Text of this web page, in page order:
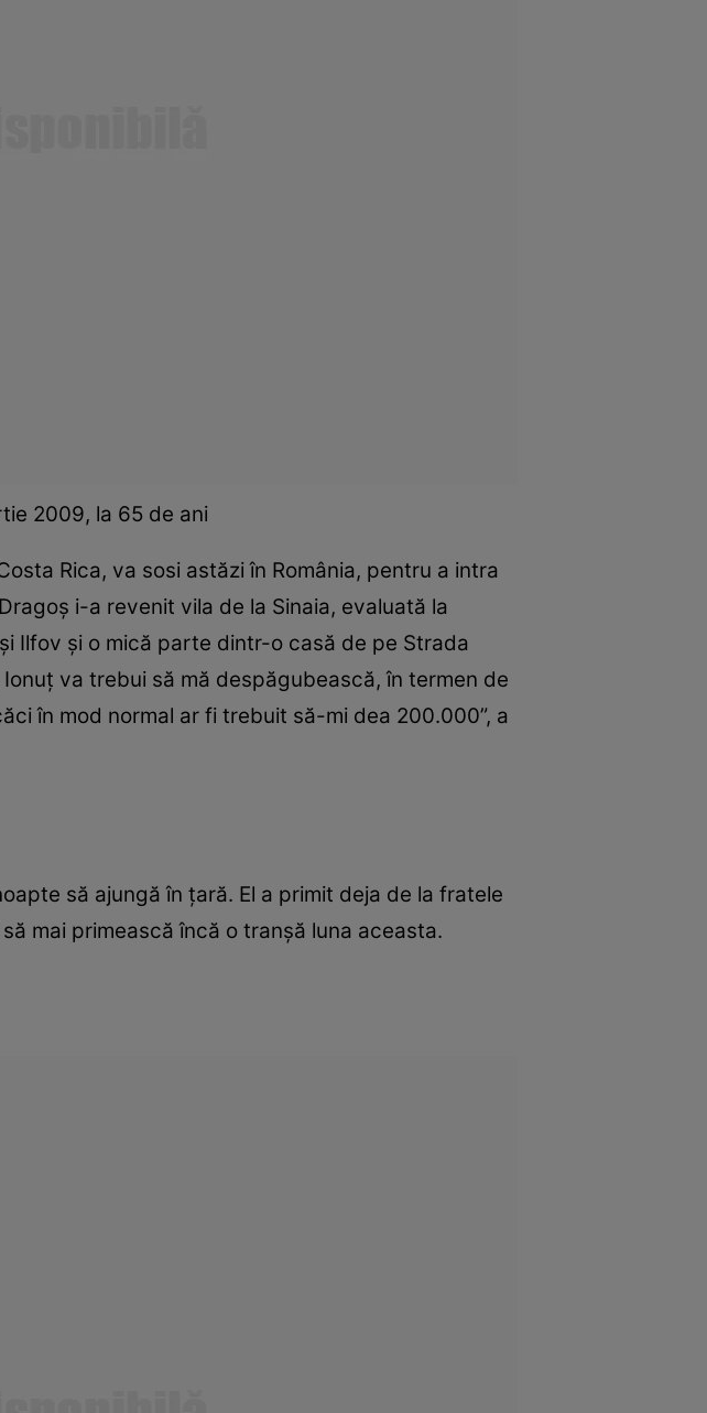
2009, la 65 de ani
Rica, va sosi astăzi în România, pentru a intra
i-a revenit vila de la Sinaia, evaluată la
Ilfov şi o mică parte dintr-o casă de pe Strada
va trebui să mă despăgubească, în termen de
în mod normal ar fi trebuit să-mi dea 200.000”, a
să ajungă în ţară. El a primit deja de la fratele
mai primească încă o tranşă luna aceasta.